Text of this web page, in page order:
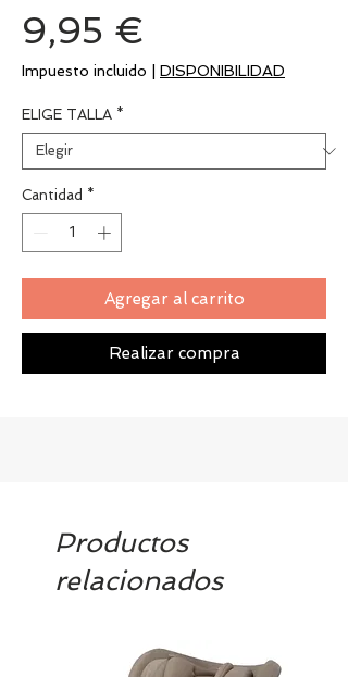
9,95 €
Impuesto incluido DISPONIBILIDAD
ELIGE TALLA *
Cantidad *
Agregar al carrito
Realizar compra
Productos
relacionados